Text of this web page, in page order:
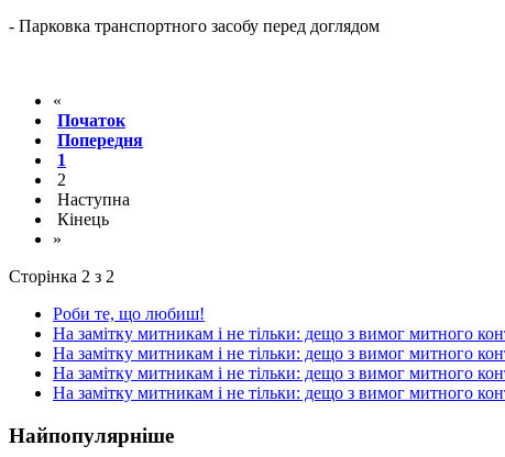
- Парковка транспортного засобу перед доглядом
«
Початок
Попередня
1
2
Наступна
Кінець
»
Сторінка 2 з 2
Роби те, що любиш!
На замітку митникам і не тільки: дещо з вимог митного
На замітку митникам і не тільки: дещо з вимог митного
На замітку митникам і не тільки: дещо з вимог митного
На замітку митникам і не тільки: дещо з вимог митного
Найпопулярніше